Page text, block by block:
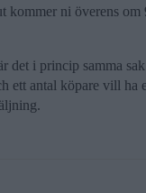
kommer ni överens om
det i princip samma
ett antal köpare vill ha